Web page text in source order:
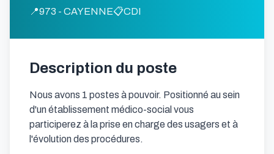
📍973 - CAYENNE📋CDI
Description du poste
Nous avons 1 postes à pouvoir. Positionné au sein
d'un établissement médico-social vous
participerez à la prise en charge des usagers et à
l'évolution des procédures.